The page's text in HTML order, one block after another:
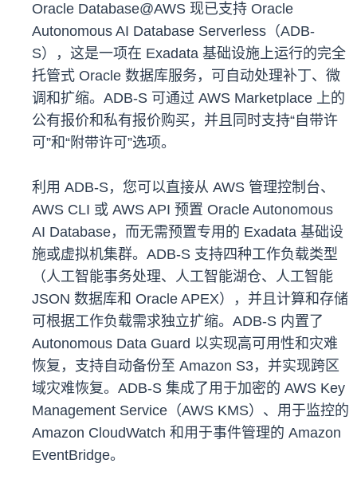
Oracle Database@AWS 现已支持 Oracle
Autonomous AI Database Serverless（ADB-
S），这是一项在 Exadata 基础设施上运行的完全
托管式 Oracle 数据库服务，可自动处理补丁、微
调和扩缩。ADB-S 可通过 AWS Marketplace 上的
公有报价和私有报价购买，并且同时支持“自带许
可”和“附带许可”选项。
利用 ADB-S，您可以直接从 AWS 管理控制台、
AWS CLI 或 AWS API 预置 Oracle Autonomous
AI Database，而无需预置专用的 Exadata 基础设
施或虚拟机集群。ADB-S 支持四种工作负载类型
（人工智能事务处理、人工智能湖仓、人工智能
JSON 数据库和 Oracle APEX），并且计算和存储
可根据工作负载需求独立扩缩。ADB-S 内置了
Autonomous Data Guard 以实现高可用性和灾难
恢复，支持自动备份至 Amazon S3，并实现跨区
域灾难恢复。ADB-S 集成了用于加密的 AWS Key
Management Service（AWS KMS）、用于监控的
Amazon CloudWatch 和用于事件管理的 Amazon
EventBridge。